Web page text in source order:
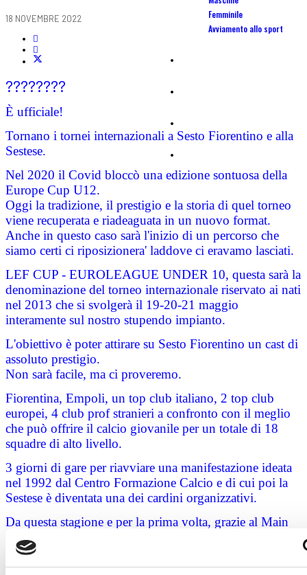
Femminile
Avviamento allo sport
18 NOVEMBRE 2022
????????
È ufficiale!
Tornano i tornei internazionali a Sesto Fiorentino e alla
Sestese.
Nel 2020 il Covid bloccò una edizione sontuosa della
Europe Cup U12.
Oggi la tradizione, il prestigio e la storia di quel torneo
viene recuperata e riadeaguata in un nuovo format.
Anche in questo caso sarà l'inizio di un percorso che
siamo certi ci riposizionera' laddove ci eravamo lasciati.
LEF CUP - EUROLEAGUE UNDER 10, questa sarà la
denominazione del torneo internazionale riservato ai nati
nel 2013 che si svolgerà il 19-20-21 maggio
interamente sul nostro stupendo impianto.
L'obiettivo è poter attirare su Sesto Fiorentino un cast di
assoluto prestigio.
Non sarà facile, ma ci proveremo.
Fiorentina, Empoli, un top club italiano, 2 top club
europei, 4 club prof stranieri a confronto con il meglio
che può offrire il calcio giovanile per un totale di 18
squadre di alto livello.
3 giorni di gare per riavviare una manifestazione ideata
nel 1992 dal Centro Formazione Calcio e di cui poi la
Sestese è diventata una dei cardini organizzativi.
Da questa stagione e per la prima volta, grazie al Main
sponsor LEF, Sestese e Centro Formazione Calcio
gestiranno l'evento in autonomia con l'impegno di
renderlo sempre più prestigioso e attraente.